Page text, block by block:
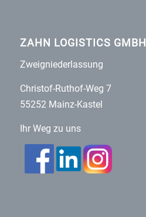
ZAHN LOGISTICS GMBH
Zweigniederlassung
Christof-Ruthof-Weg 7
55252 Mainz-Kastel
Ihr Weg zu uns